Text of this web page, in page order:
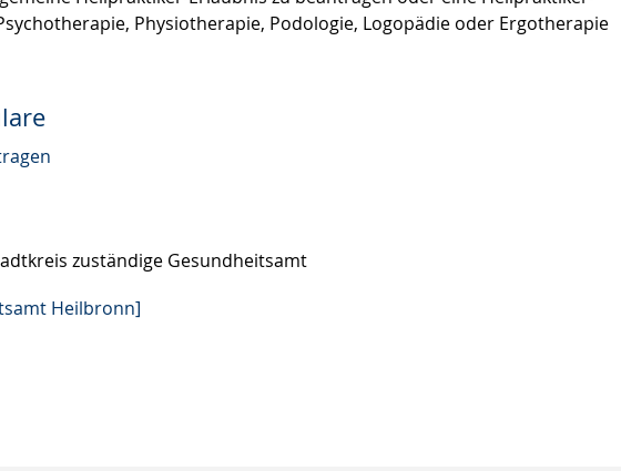
Physiotherapie, Podologie, Logopädie oder Ergotherapie
zuständige Gesundheitsamt
Heilbronn]